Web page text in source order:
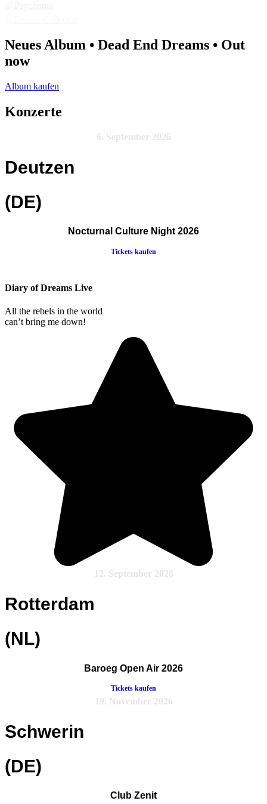
Neues Album • Dead End Dreams • Out
now
Album kaufen
Konzerte
6. September 2026
Deutzen
(DE)
Nocturnal Culture Night 2026
Tickets kaufen
Diary of Dreams Live
All the rebels in the world
can’t bring me down!
12. September 2026
Rotterdam
(NL)
Baroeg Open Air 2026
Tickets kaufen
19. November 2026
Schwerin
(DE)
Club Zenit